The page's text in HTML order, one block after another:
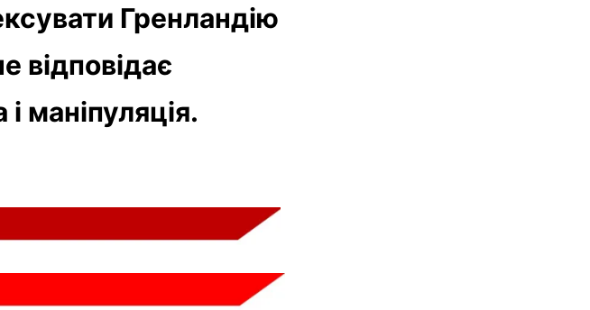
Гренландію
відповідає
маніпуляція.